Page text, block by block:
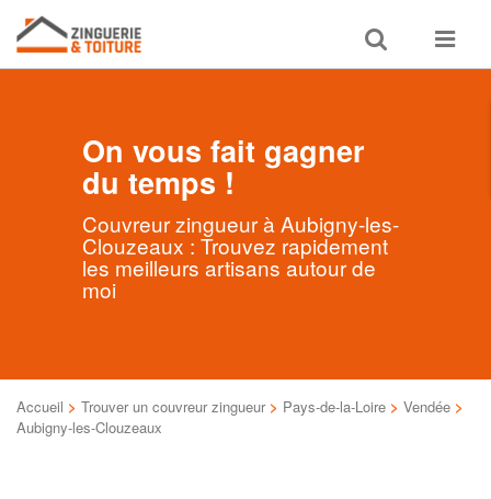
Toggle
search
Toggle
On vous fait gagner
du temps !
Couvreur zingueur à Aubigny-les-
Clouzeaux : Trouvez rapidement
les meilleurs artisans autour de
moi
Accueil > Trouver un couvreur zingueur > Pays-de-la-Loire > Vendée >
Aubigny-les-Clouzeaux